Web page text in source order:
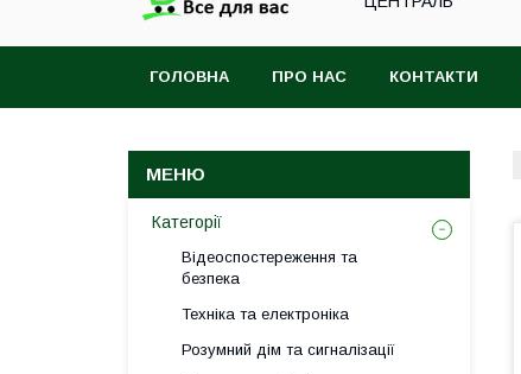
ГОЛОВНА ПРО НАС КОНТАКТИ
Категорії
Відеоспостереження та
безпека
Техніка та електроніка
Розумний дім та сигналізації